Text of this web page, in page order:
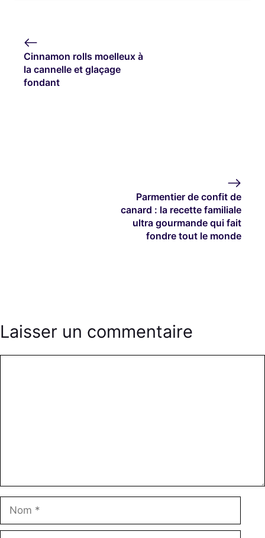
Cinnamon rolls moelleux à
la cannelle et glaçage
fondant
Parmentier de confit de
canard : la recette familiale
ultra gourmande qui fait
fondre tout le monde
Laisser un commentaire